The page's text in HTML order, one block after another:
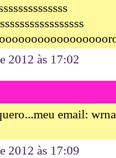
2012 às 17:02
email:
2012 às 17:09